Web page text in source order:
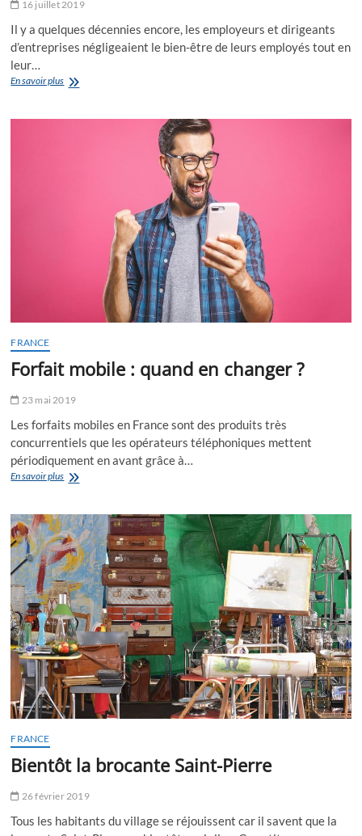
16 juillet 2019
Il y a quelques décennies encore, les employeurs et dirigeants
d’entreprises négligeaient le bien-être de leurs employés tout en
leur…
En savoir plusOptimisez
de
FRANCE
Forfait mobile : quand en changer ?
23 mai 2019
Les forfaits mobiles en France sont des produits très
concurrentiels que les opérateurs téléphoniques mettent
périodiquement en avant grâce à…
En savoir plusForfait
quand
en
changer ?
FRANCE
Bientôt la brocante Saint-Pierre
26 février 2019
Tous les habitants du village se réjouissent car il savent que la